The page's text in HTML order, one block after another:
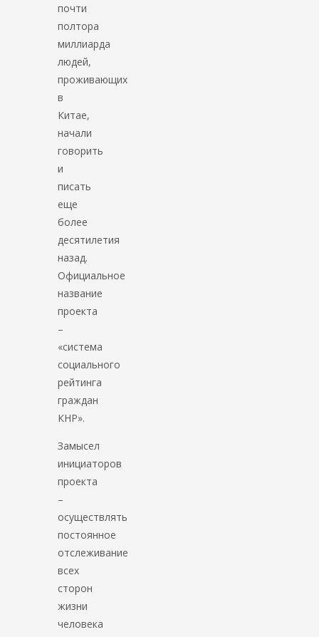
почти
полтора
миллиарда
людей,
проживающих
в
Китае,
начали
говорить
и
писать
еще
более
десятилетия
назад.
Официальное
название
проекта
–
«система
социального
рейтинга
граждан
КНР».
Замысел
инициаторов
проекта
–
осуществлять
постоянное
отслеживание
всех
сторон
жизни
человека